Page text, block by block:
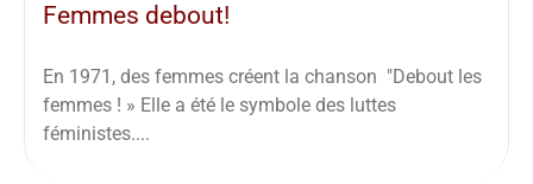
Femmes debout!
En 1971, des femmes créent la chanson "Debout les
femmes ! » Elle a été le symbole des luttes
féministes....